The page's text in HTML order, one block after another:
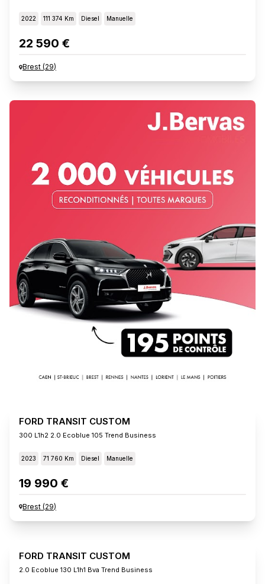
2022 111 374 Km Diesel Manuelle
22 590 €
Brest (29)
FORD TRANSIT CUSTOM
300 L1h2 2.0 Ecoblue 105 Trend Business
2023 71 760 Km Diesel Manuelle
19 990 €
Brest (29)
FORD TRANSIT CUSTOM
2.0 Ecoblue 130 L1h1 Bva Trend Business